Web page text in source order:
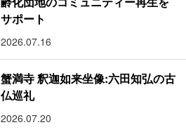
サポート
2026.07.16
蟹満寺 釈迦如来坐像:六田知弘の古
仏巡礼
2026.07.20